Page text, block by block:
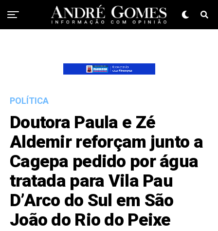
POLÍTICA
Doutora Paula e Zé
Aldemir reforçam junto a
Cagepa pedido por água
tratada para Vila Pau
D’Arco do Sul em São
João do Rio do Peixe